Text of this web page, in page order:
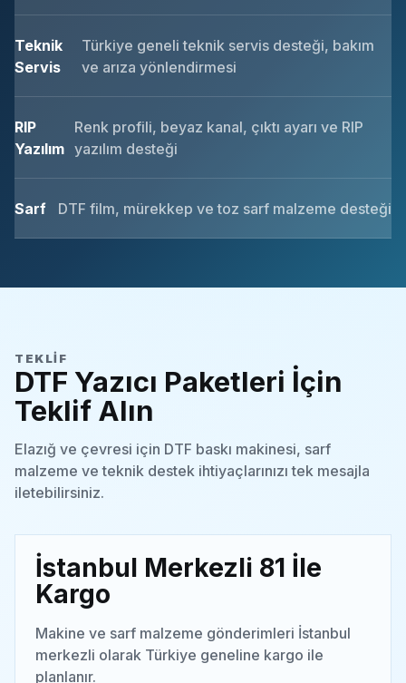
Teknik
Servis
Türkiye geneli teknik servis desteği, bakım
ve arıza yönlendirmesi
RIP
Yazılım
Renk profili, beyaz kanal, çıktı ayarı ve RIP
yazılım desteği
Sarf DTF film, mürekkep ve toz sarf malzeme desteği
TEKLIF
DTF Yazıcı Paketleri İçin
Teklif Alın
Elazığ ve çevresi için DTF baskı makinesi, sarf
malzeme ve teknik destek ihtiyaçlarınızı tek mesajla
iletebilirsiniz.
İstanbul Merkezli 81 İle
Kargo
Makine ve sarf malzeme gönderimleri İstanbul
merkezli olarak Türkiye geneline kargo ile
planlanır.